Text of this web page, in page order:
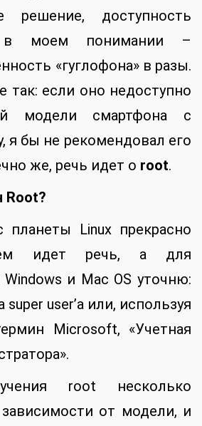
решение, доступность
в моем понимании –
«гуглофона» в разы.
так: если оно недоступно
модели смартфона с
я бы не рекомендовал его
же, речь идет о root.
Root?
Linux прекрасно
идет речь, а для
и Mac OS уточню:
user’а или, используя
Microsoft, «Учетная
root несколько
зависимости от модели, и